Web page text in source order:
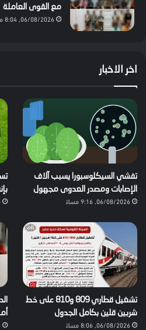
مع القوى العاملة
06/08/2026, 8:04 مساءً
اخر الاخبار
تفشي السيكلوسبورا يسبب آلاف
الإصابات ومصدر العدوى مجهول
06/08/2026, 9:16 مساءً
تشغيل قطاري 809 و810 على خط
شربين قلين بكامل الجدول
06/08/2026, 8:06 مساءً